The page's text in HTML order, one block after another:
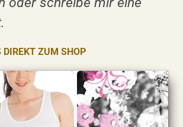
DIREKT ZUM SHOP